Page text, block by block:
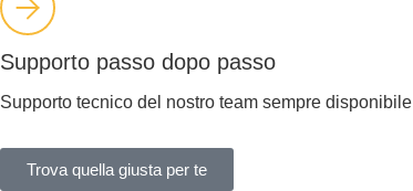
Supporto passo dopo passo
Supporto tecnico del nostro team sempre disponibile
Trova quella giusta per te